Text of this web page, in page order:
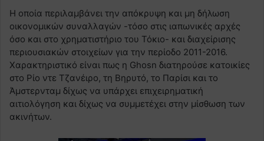
Η οποία περιλαμβάνει την απόκρυψη και μη δήλωση
οικονομικών συναλλαγών -τόσο στις ιαπωνικές αρχές
όσο και στο χρηματιστήριο του Τόκιο- και διαχείρισης
περιουσιακών στοιχείων για την περίοδο 2011-2016.
Χαρακτηριστικό είναι πως η Ghosn διατηρούσε κατοικίες
στο Ρίο ντε Τζανέιρο, τη Βηρυτό, το Παρίσι και το
Άμστερνταμ δίχως να υπάρχει επιχειρηματική
αιτιολόγηση και δίχως να συμμετέχει στην μίσθωση των
ακινήτων.